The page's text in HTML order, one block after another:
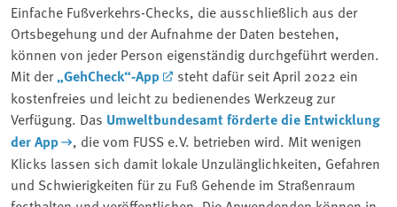
Einfache Fußverkehrs-Checks, die ausschließlich aus der
Ortsbegehung und der Aufnahme der Daten bestehen,
können von jeder Person eigenständig durchgeführt werden.
Mit der„GehCheck“-App
steht dafür seit April 2022 ein
kostenfreies und leicht zu bedienendes Werkzeug zur
Verfügung. Das Umweltbundesamt förderte die Entwicklung
der App
, die vom FUSS e.V. betrieben wird. Mit wenigen
Klicks lassen sich damit lokale Unzulänglichkeiten, Gefahren
und Schwierigkeiten für zu Fuß Gehende im Straßenraum